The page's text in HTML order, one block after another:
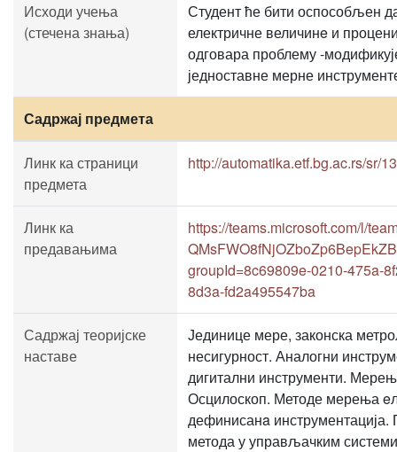
Исходи учења
(стечена знања)
Студент ће бити оспособљен
електричне величинe и
одговара проблему -
једноставне мерне
Садржај предмета
Линк ка страници
предмета
http://automatika.etf.bg.ac.rs/sr/
Линк ка
предавањима
https://teams.microsoft.com/l/
groupId=8c69809e-0210-475a-
8d3a-fd2a495547ba
Садржај теоријске
наставе
Јединице мере, законска
несигурност. Аналогни
дигитални инструменти.
Осцилоскоп. Методе мерења
дефинисанa
метода у управљачким